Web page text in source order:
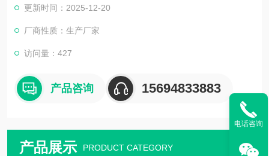
热臭味剂、锅炉臭味剂等；从气味上来看，则可以分为大蒜味臭
域中发挥着重要的作用。
1. **防止水资源浪费**：在供暖系统中，部分用户可能会为了个人
更新时间：2025-12-20
厂商性质：生产厂家
访问量：427
产品咨询 15694833883
产品展示 PRODUCT CATEGORY
电话咨询